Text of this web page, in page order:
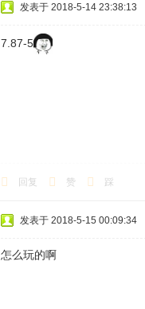
发表于 2018-5-14 23:38:13
7.87-5
回复 赞 踩
发表于 2018-5-15 00:09:34
怎么玩的啊